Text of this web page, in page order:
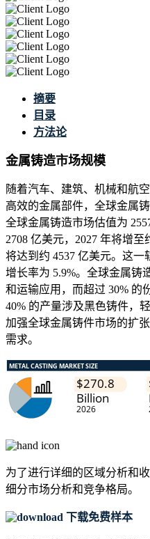
摘要
目录
方法论
金属铸造市场规模
随着汽车、建筑、机械和航
高效的金属部件，全球金属
全球金属铸造市场估值为
2708 亿美元，2027 年将增至
将达到约 4537 亿美元。这一
增长率为 5.9%。全球金属铸
和运输应用，而超过 30% 的
40% 的产量涉及黑色铸件，
加强全球金属铸件市场的扩
需求。
为了进行详细的区域分析和
细分市场分析和竞争格局。
下载免费样本